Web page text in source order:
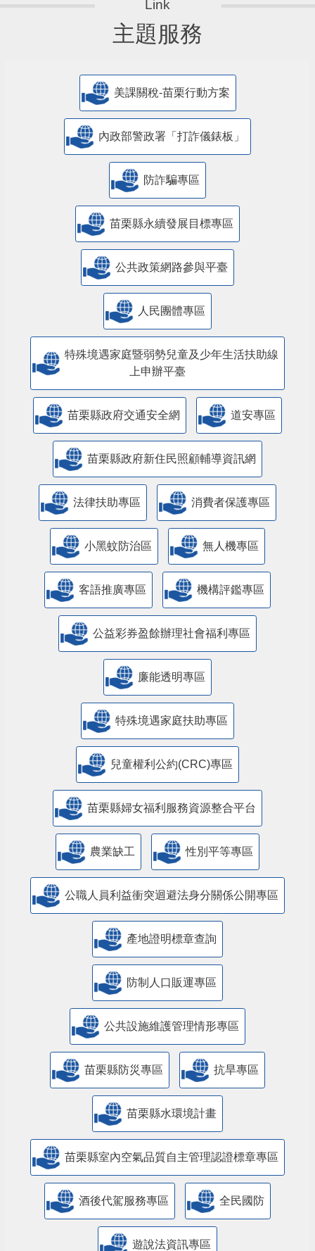
主題服務
美課關稅-苗栗行動方案
內政部警政署「打詐儀錶板」
防詐騙專區
苗栗縣永續發展目標專區
公共政策網路參與平臺
人民團體專區
特殊境遇家庭暨弱勢兒童及少年生活扶助線
上申辦平臺
苗栗縣政府交通安全網 道安專區
苗栗縣政府新住民照顧輔導資訊網
法律扶助專區 消費者保護專區
小黑蚊防治區 無人機專區
客語推廣專區 機構評鑑專區
公益彩券盈餘辦理社會福利專區
廉能透明專區
特殊境遇家庭扶助專區
兒童權利公約(CRC)專區
苗栗縣婦女福利服務資源整合平台
農業缺工 性別平等專區
公職人員利益衝突迴避法身分關係公開專區
產地證明標章查詢
防制人口販運專區
​公共設施維護管理情形專區
苗栗縣防災專區 抗旱專區
苗栗縣水環境計畫
苗栗縣室內空氣品質自主管理認證標章專區
酒後代駕服務專區 全民國防
遊說法資訊專區